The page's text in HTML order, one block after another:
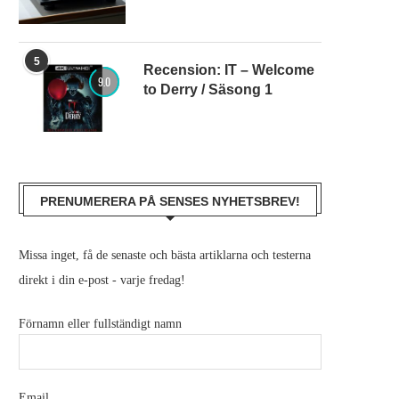
5
9.0
Recension: IT – Welcome
to Derry / Säsong 1
PRENUMERERA PÅ SENSES NYHETSBREV!
Missa inget, få de senaste och bästa artiklarna och testerna
direkt i din e-post - varje fredag!
Förnamn eller fullständigt namn